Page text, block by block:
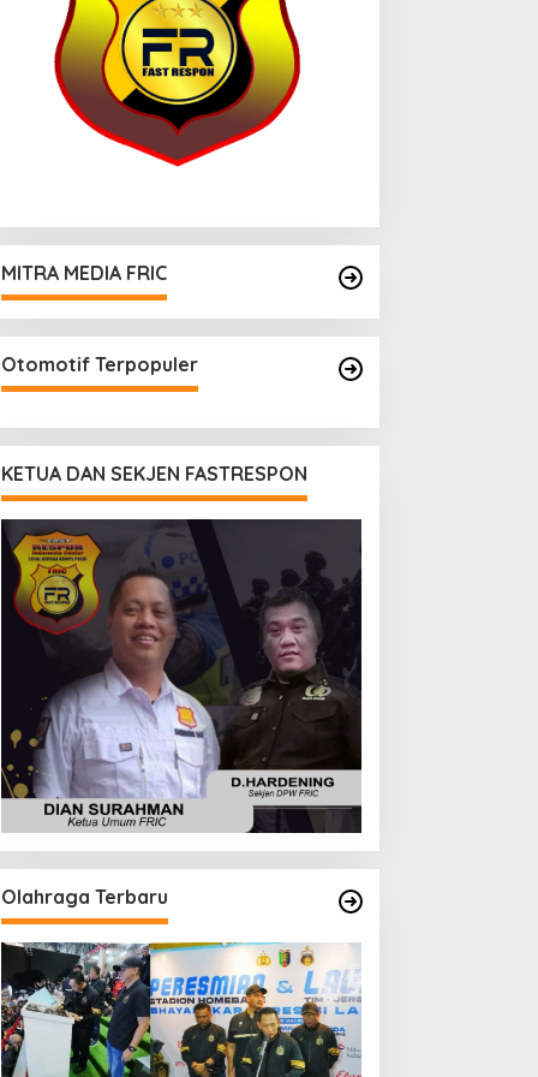
MITRA MEDIA FRIC
Otomotif Terpopuler
KETUA DAN SEKJEN FASTRESPON
Olahraga Terbaru